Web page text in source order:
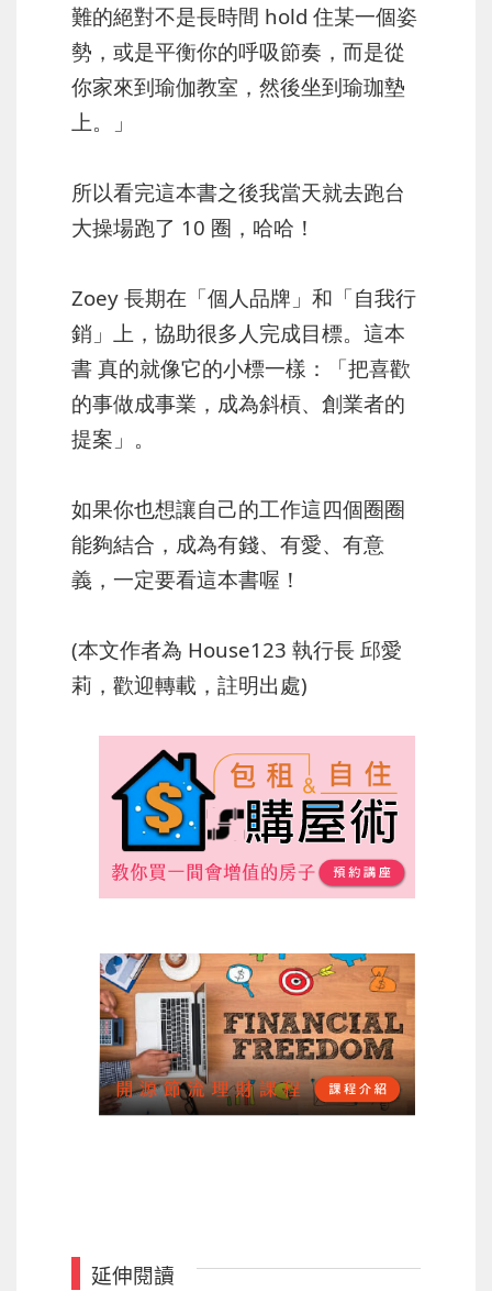
難的絕對不是長時間 hold 住某一個姿
勢，或是平衡你的呼吸節奏，而是從
你家來到瑜伽教室，然後坐到瑜珈墊
上。」
所以看完這本書之後我當天就去跑台
大操場跑了 10 圈，哈哈！
Zoey 長期在「個人品牌」和「自我行
銷」上，協助很多人完成目標。這本
書 真的就像它的小標一樣：「把喜歡
的事做成事業，成為斜槓、創業者的
提案」。
如果你也想讓自己的工作這四個圈圈
能夠結合，成為有錢、有愛、有意
義，一定要看這本書喔！
(本文作者為 House123 執行長 邱愛
莉，歡迎轉載，註明出處)
延伸閱讀